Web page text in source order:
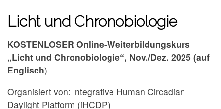
Licht und Chronobiologie
KOSTENLOSER Online-Weiterbildungskurs
„Licht und Chronobiologie“, Nov./Dez. 2025 (auf
Englisch)
Organisiert von: integrative Human Circadian
Daylight Platform (iHCDP)